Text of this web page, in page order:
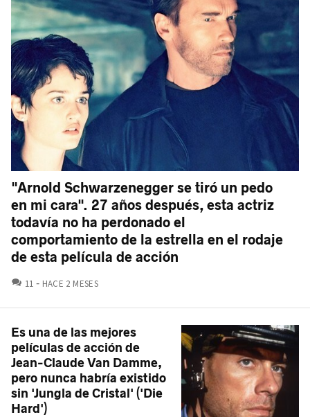
"Arnold Schwarzenegger se tiró un pedo
en mi cara". 27 años después, esta actriz
todavía no ha perdonado el
comportamiento de la estrella en el rodaje
de esta película de acción
11 COMENTARIOS
HACE 2 MESES
Es una de las mejores
películas de acción de
Jean-Claude Van Damme,
pero nunca habría existido
sin 'Jungla de Cristal' ('Die
Hard')